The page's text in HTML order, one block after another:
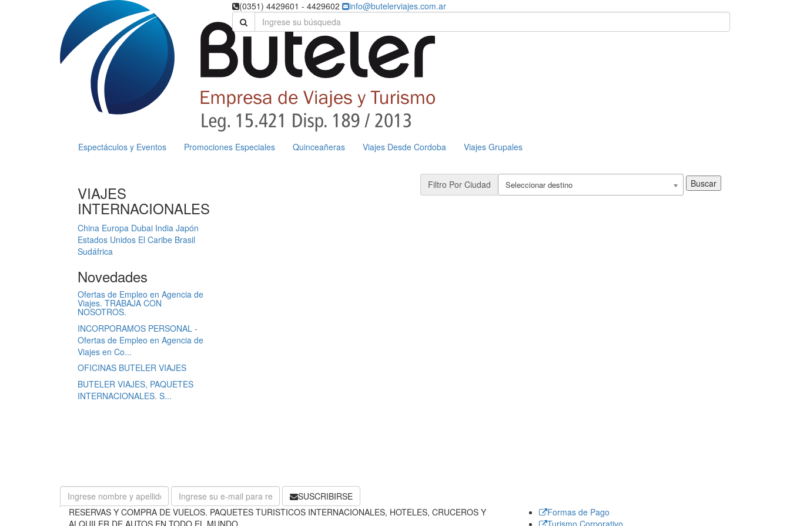
(0351) 4429601 - 4429602 info@butelerviajes.com.ar
Espectáculos y Eventos Promociones Especiales Quinceañeras Viajes Desde Cordoba Viajes Grupales
VIAJES
INTERNACIONALES
China Europa Dubai India Japón
Estados Unidos El Caribe Brasil
Sudáfrica
Novedades
Ofertas de Empleo en Agencia de
Viajes. TRABAJA CON
NOSOTROS.
INCORPORAMOS PERSONAL -
Ofertas de Empleo en Agencia de
Viajes en Co...
OFICINAS BUTELER VIAJES
BUTELER VIAJES, PAQUETES
INTERNACIONALES. S...
Filtro Por Ciudad Seleccionar destino Buscar
SUSCRIBIRSE
RESERVAS Y COMPRA DE VUELOS. PAQUETES TURISTICOS INTERNACIONALES, HOTELES, CRUCEROS Y
ALQUILER DE AUTOS EN TODO EL MUNDO.
Formas de Pago
Turismo Corporativo